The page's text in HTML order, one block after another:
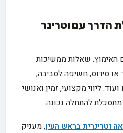
הדרך עם וטרינר
האימוץ. שאלות ממשיכות
או סירוס, חשיפה לסביבה,
ליווי מקצועי, זמין ואנושי
להתחלה נכונה.
וטרינרית בראש העין, מעניק